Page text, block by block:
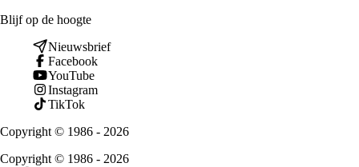
Blijf op de hoogte
Nieuwsbrief
Facebook
YouTube
Instagram
TikTok
Copyright © 1986 - 2026
Copyright © 1986 - 2026